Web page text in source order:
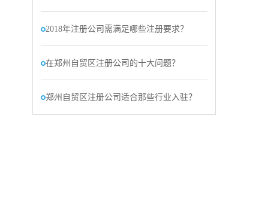
2018年注册公司需满足哪些注册要求？
在郑州自贸区注册公司的十大问题？
郑州自贸区注册公司适合那些行业入驻？